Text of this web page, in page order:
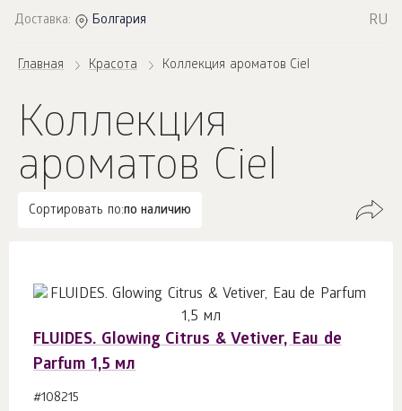
Доставка: Болгария RU
Главная Красота Коллекция ароматов Ciel
Коллекция
ароматов Ciel
Сортировать по:по наличию
FLUIDES. Glowing Citrus & Vetiver, Eau de
Parfum 1,5 мл
#108215